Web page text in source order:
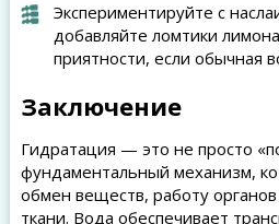
Экспериментируйте с
добавляйте ломтики
приятности, если обычная
Заключение
Гидратация — это не просто
фундаментальный механизм,
обмен веществ, работу
ткани. Вода обеспечивает